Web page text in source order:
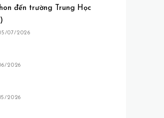
đến trường Trung Học
07/2026
2026
2026